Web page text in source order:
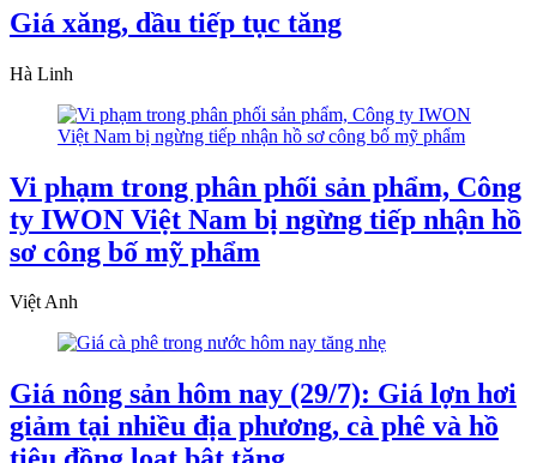
Giá xăng, dầu tiếp tục tăng
Hà Linh
Vi phạm trong phân phối sản phẩm, Công
ty IWON Việt Nam bị ngừng tiếp nhận hồ
sơ công bố mỹ phẩm
Việt Anh
Giá nông sản hôm nay (29/7): Giá lợn hơi
giảm tại nhiều địa phương, cà phê và hồ